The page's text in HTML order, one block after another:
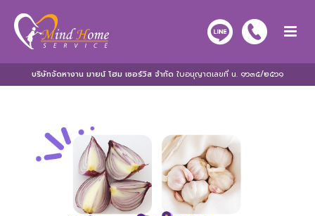
บริษัทจัดหางาน มายน์ โฮม เซอร์วิส จำกัด ใบอนุญาตเลขที่ น. ๑๖๓๕/๒๕๖๑